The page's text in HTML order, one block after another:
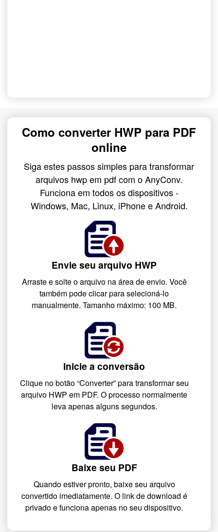
Como converter HWP para PDF
online
Siga estes passos simples para transformar
arquivos hwp em pdf com o AnyConv.
Funciona em todos os dispositivos -
Windows, Mac, Linux, iPhone e Android.
Envie seu arquivo HWP
Arraste e solte o arquivo na área de envio. Você
também pode clicar para selecioná-lo
manualmente. Tamanho máximo: 100 MB.
Inicie a conversão
Clique no botão “Converter” para transformar seu
arquivo HWP em PDF. O processo normalmente
leva apenas alguns segundos.
Baixe seu PDF
Quando estiver pronto, baixe seu arquivo
convertido imediatamente. O link de download é
privado e funciona apenas no seu dispositivo.